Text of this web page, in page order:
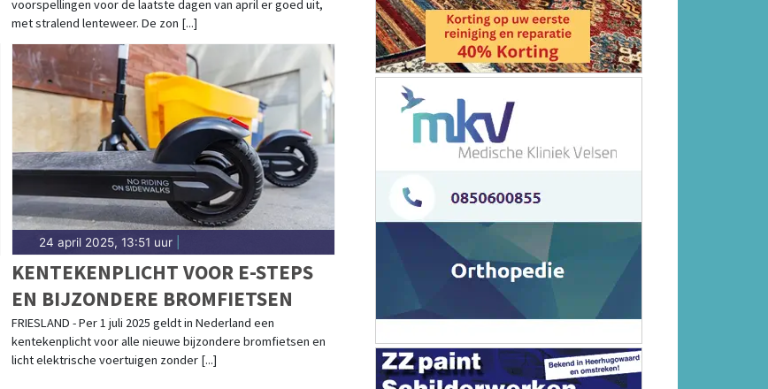
voorspellingen voor de laatste dagen van april er goed uit,
met stralend lenteweer. De zon [...]
24 april 2025, 13:51 uur|
KENTEKENPLICHT VOOR E-STEPS
EN BIJZONDERE BROMFIETSEN
FRIESLAND - Per 1 juli 2025 geldt in Nederland een
kentekenplicht voor alle nieuwe bijzondere bromfietsen en
licht elektrische voertuigen zonder [...]